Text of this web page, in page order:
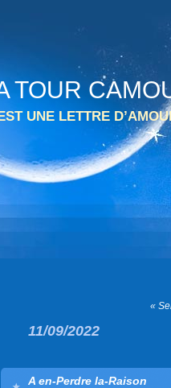
TOUR
UNE LETTRE
«
11/09/2022
A en-Perdre la-Raison